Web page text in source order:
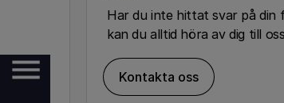
Har du inte hittat svar på din
kan du alltid höra av dig till
Kontakta oss